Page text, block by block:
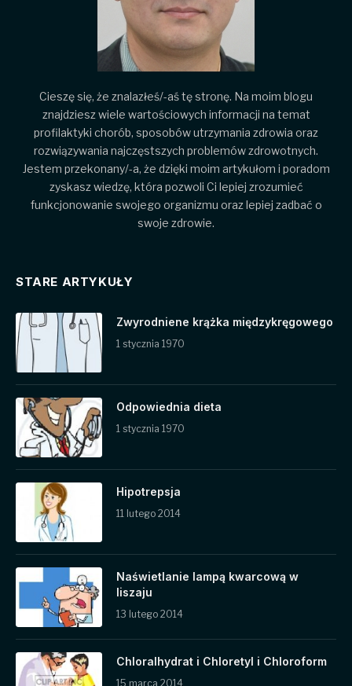
Cieszę się, że znalazłeś/-aś tę stronę. Na moim blogu
znajdziesz wiele wartościowych informacji na temat
profilaktyki chorób, sposobów utrzymania zdrowia oraz
rozwiązywania najczęstszych problemów zdrowotnych.
Jestem przekonany/-a, że dzięki moim artykułom i poradom
zyskasz wiedzę, która pozwoli Ci lepiej zrozumieć
funkcjonowanie swojego organizmu oraz lepiej zadbać o
swoje zdrowie.
STARE ARTYKUŁY
Zwyrodniene krążka międzykręgowego
1 stycznia 1970
Odpowiednia dieta
1 stycznia 1970
Hipotrepsja
11 lutego 2014
Naświetlanie lampą kwarcową w
liszaju
13 lutego 2014
Chloralhydrat i Chloretyl i Chloroform
15 marca 2014